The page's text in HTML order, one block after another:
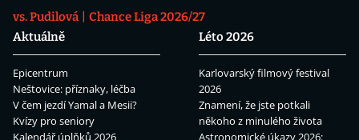
vs. Pudilová
Chance Liga 2026/27
Aktuálně
Epicentrum
Neštovice: příznaky, léčba
V čem jezdí Yamal a Mesii?
Kvízy pro seniory
Kalendář úplňků 2026
Léto 2026
Karlovarský filmový festival
2026
Znamení, že jste potkali
někoho z minulého života
Astronomické úkazy 2026: